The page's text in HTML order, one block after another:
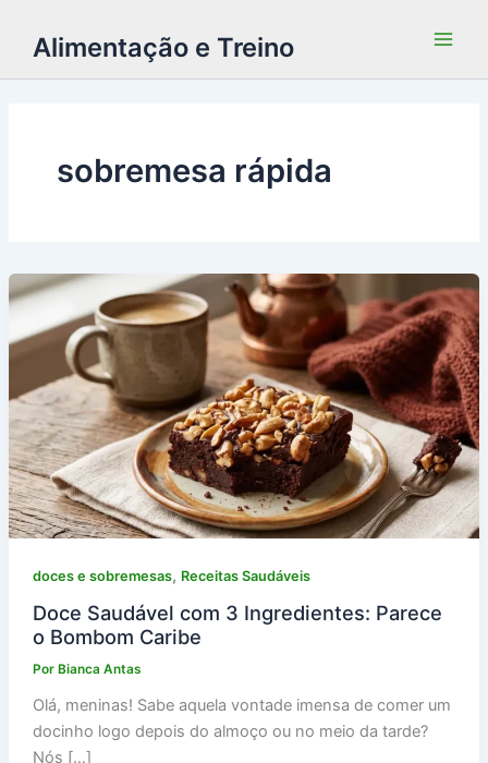
Alimentação e Treino
sobremesa rápida
doces e sobremesas, Receitas Saudáveis
Doce Saudável com 3 Ingredientes: Parece
o Bombom Caribe
Por Bianca Antas
Olá, meninas! Sabe aquela vontade imensa de comer um
docinho logo depois do almoço ou no meio da tarde?
Nós […]